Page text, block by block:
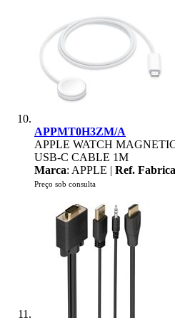
APPMT0H3ZM/A
APPLE WATCH
USB-C CABLE 1M
Marca: APPLE | Ref.
Preço sob consulta